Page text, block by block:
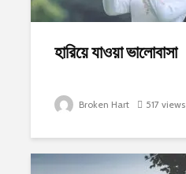
হারিয়ে যাওয়া ভালোবাসা
Broken Hart 517 views